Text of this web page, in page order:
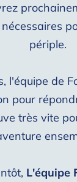
périple.
l'équipe de
pour
très vite
L'équipe